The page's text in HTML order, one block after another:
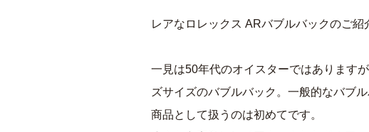
レアなロレックス ARバブルバックのご紹
一見は50年代のオイスターではあります
ズサイズのバブルバック。一般的なバブ
商品として扱うのは初めてです。